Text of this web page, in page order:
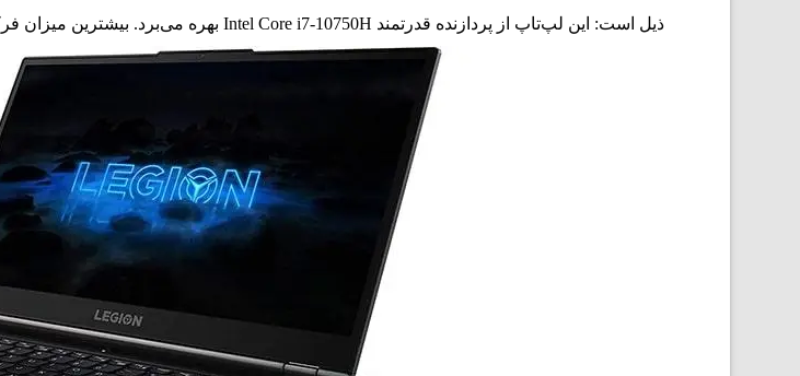
ذیل است: این لپ‌تاپ از پردازنده قدرتمند Intel Core i7-10750H بهره می‌برد. بیشترین میزان فرکانس این لپ تاپ 5 گیگاهرتز و دارای حافظه کش 12 مگابایت است.